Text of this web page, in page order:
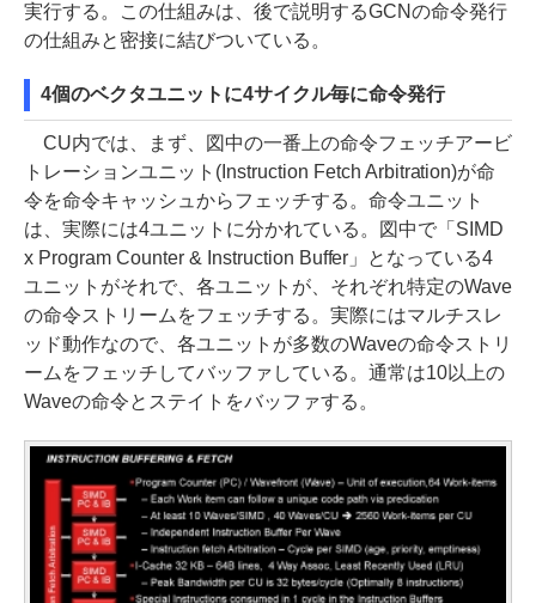
実行する。この仕組みは、後で説明するGCNの命令発行
の仕組みと密接に結びついている。
4個のベクタユニットに4サイクル毎に命令発行
CU内では、まず、図中の一番上の命令フェッチアービ
トレーションユニット(Instruction Fetch Arbitration)が命
令を命令キャッシュからフェッチする。命令ユニット
は、実際には4ユニットに分かれている。図中で「SIMD
x Program Counter & Instruction Buffer」となっている4
ユニットがそれで、各ユニットが、それぞれ特定のWave
の命令ストリームをフェッチする。実際にはマルチスレ
ッド動作なので、各ユニットが多数のWaveの命令ストリ
ームをフェッチしてバッファしている。通常は10以上の
Waveの命令とステイトをバッファする。